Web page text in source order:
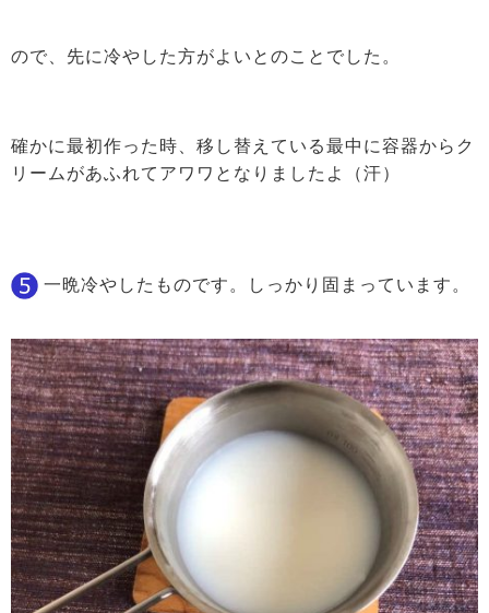
ので、先に冷やした方がよいとのことでした。
確かに最初作った時、移し替えている最中に容器からク
リームがあふれてアワワとなりましたよ（汗）
一晩冷やしたものです。しっかり固まっています。